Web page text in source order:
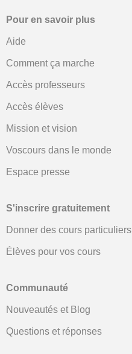
Pour en savoir plus
Aide
Comment ça marche
Accès professeurs
Accès élèves
Mission et vision
Voscours dans le monde
Espace presse
S'inscrire gratuitement
Donner des cours particuliers
Élèves pour vos cours
Communauté
Nouveautés et Blog
Questions et réponses